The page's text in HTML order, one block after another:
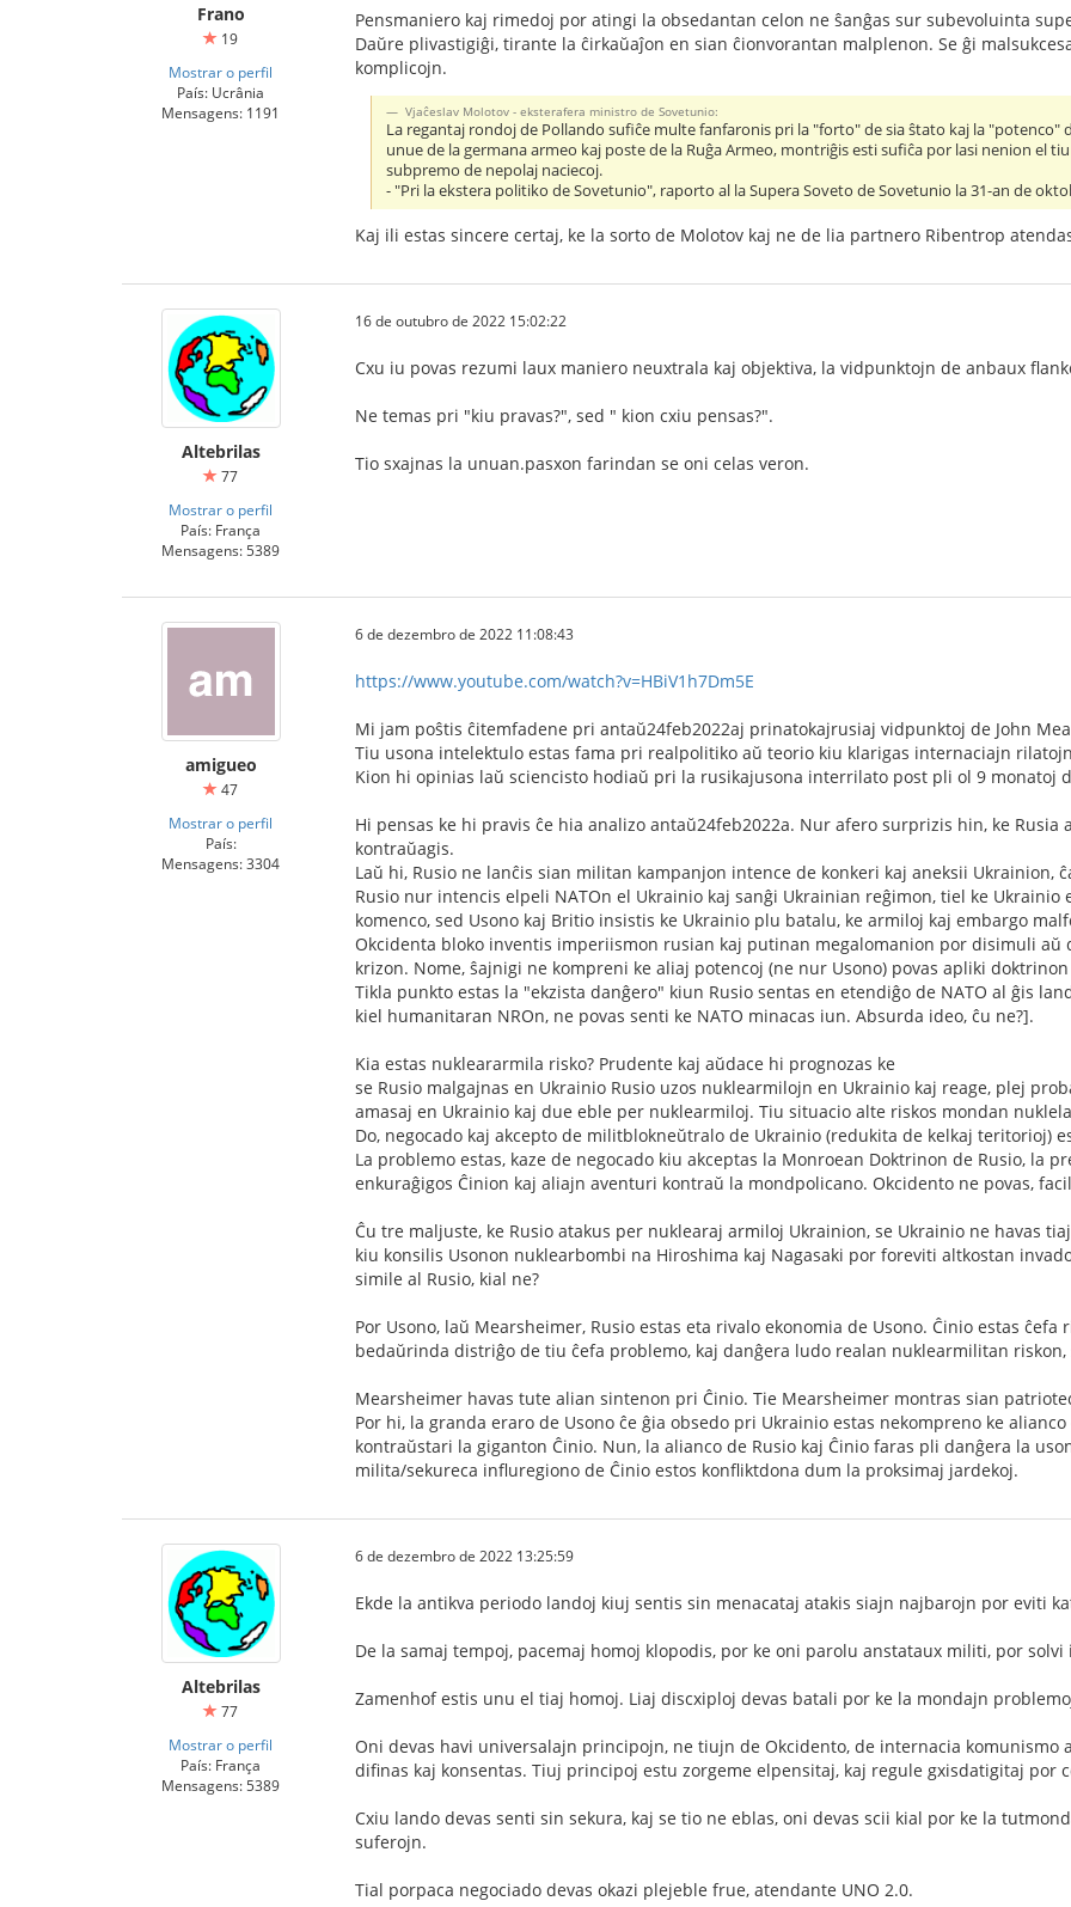
Frano
19
Mostrar o perfil
País: Ucrânia
Mensagens: 1191
Pensmaniero kaj rimedoj por atingi la obsedantan celon ne ŝanĝas sur subevoluinta
Daŭre plivastigiĝi, tirante la ĉirkaŭaĵon en sian ĉionvorantan malplenon. Se ĝi
komplicojn.
Vjaĉeslav Molotov - eksterafera ministro de Sovetunio:
La regantaj rondoj de Pollando sufiĉe multe fanfaronis pri la "forto" de sia ŝtato kaj la
unue de la germana armeo kaj poste de la Ruĝa Armeo, montriĝis esti sufiĉa por lasi nenion el
subpremo de nepolaj naciecoj.
- "Pri la ekstera politiko de Sovetunio", raporto al la Supera Soveto de Sovetunio la 31-an de
Kaj ili estas sincere certaj, ke la sorto de Molotov kaj ne de lia partnero Ribentrop
Altebrilas
77
Mostrar o perfil
País: França
Mensagens: 5389
16 de outubro de 2022 15:02:22
Cxu iu povas rezumi laux maniero neuxtrala kaj objektiva, la vidpunktojn de anbaux
Ne temas pri "kiu pravas?", sed " kion cxiu pensas?".
Tio sxajnas la unuan.pasxon farindan se oni celas veron.
amigueo
47
Mostrar o perfil
País:
Mensagens: 3304
6 de dezembro de 2022 11:08:43
https://www.youtube.com/watch?v=HBiV1h7Dm5E
Mi jam poŝtis ĉitemfadene pri antaŭ24feb2022aj prinatokajrusiaj vidpunktoj de John
Tiu usona intelektulo estas fama pri realpolitiko aŭ teorio kiu klarigas internaciajn
Kion hi opinias laŭ sciencisto hodiaŭ pri la rusikajusona interrilato post pli ol 9 monatoj
Hi pensas ke hi pravis ĉe hia analizo antaŭ24feb2022a. Nur afero surprizis hin, ke Rusia
kontraŭagis.
Laŭ hi, Rusio ne lanĉis sian militan kampanjon intence de konkeri kaj aneksii Ukrainion,
Rusio nur intencis elpeli NATOn el Ukrainio kaj sanĝi Ukrainian reĝimon, tiel ke
komenco, sed Usono kaj Britio insistis ke Ukrainio plu batalu, ke armiloj kaj embargo
Okcidenta bloko inventis imperiismon rusian kaj putinan megalomanion por disimuli
krizon. Nome, ŝajnigi ne kompreni ke aliaj potencoj (ne nur Usono) povas apliki
Tikla punkto estas la "ekzista danĝero" kiun Rusio sentas en etendiĝo de NATO al ĝis
kiel humanitaran NROn, ne povas senti ke NATO minacas iun. Absurda ideo, ĉu ne?].
Kia estas nukleararmila risko? Prudente kaj aŭdace hi prognozas ke
se Rusio malgajnas en Ukrainio Rusio uzos nuklearmilojn en Ukrainio kaj reage, plej
amasaj en Ukrainio kaj due eble per nuklearmiloj. Tiu situacio alte riskos mondan
Do, negocado kaj akcepto de militblokneŭtralo de Ukrainio (redukita de kelkaj teritorioj)
La problemo estas, kaze de negocado kiu akceptas la Monroean Doktrinon de Rusio, la
enkuraĝigos Ĉinion kaj aliajn aventuri kontraŭ la mondpolicano. Okcidento ne povas,
Ĉu tre maljuste, ke Rusio atakus per nuklearaj armiloj Ukrainion, se Ukrainio ne havas
kiu konsilis Usonon nuklearbombi na Hiroshima kaj Nagasaki por foreviti altkostan
simile al Rusio, kial ne?
Por Usono, laŭ Mearsheimer, Rusio estas eta rivalo ekonomia de Usono. Ĉinio estas
bedaŭrinda distriĝo de tiu ĉefa problemo, kaj danĝera ludo realan nuklearmilitan
Mearsheimer havas tute alian sintenon pri Ĉinio. Tie Mearsheimer montras sian
Por hi, la granda eraro de Usono ĉe ĝia obsedo pri Ukrainio estas nekompreno ke
kontraŭstari la giganton Ĉinio. Nun, la alianco de Rusio kaj Ĉinio faras pli danĝera la
milita/sekureca influregiono de Ĉinio estos konfliktdona dum la proksimaj jardekoj.
Altebrilas
77
Mostrar o perfil
País: França
Mensagens: 5389
6 de dezembro de 2022 13:25:59
Ekde la antikva periodo landoj kiuj sentis sin menacataj atakis siajn najbarojn por eviti
De la samaj tempoj, pacemaj homoj klopodis, por ke oni parolu anstataux militi, por
Zamenhof estis unu el tiaj homoj. Liaj discxiploj devas batali por ke la mondajn
Oni devas havi universalajn principojn, ne tiujn de Okcidento, de internacia
difinas kaj konsentas. Tiuj principoj estu zorgeme elpensitaj, kaj regule gxisdatigitaj por
Cxiu lando devas senti sin sekura, kaj se tio ne eblas, oni devas scii kial por ke la
suferojn.
Tial porpaca negociado devas okazi plejeble frue, atendante UNO 2.0.